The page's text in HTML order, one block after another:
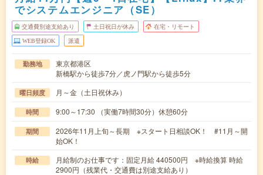
でシステムエンジニア（SE）
交通費別途支給あり 土日祝日が休み 在宅・リモート
WEB登録OK 派遣
勤務地
東京都港区
新橋駅から徒歩7分／虎ノ門駅から徒歩5分
曜日頻度 月～金（土日祝休み）
時間 9:00～17:30 （実働7時間30分）休憩60分
期間
2026年11月上旬～長期 ※スタート日相談OK！ #11月～開
始OK！
時給
月給制のお仕事です：固定月給 440500円 ※時給換算 時給
2900円（残業代・交通費は別途支給あり）